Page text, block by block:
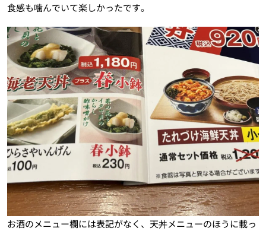
食感も噛んでいて楽しかったです。
お酒のメニュー欄には表記がなく、天丼メニューのほうに載っ